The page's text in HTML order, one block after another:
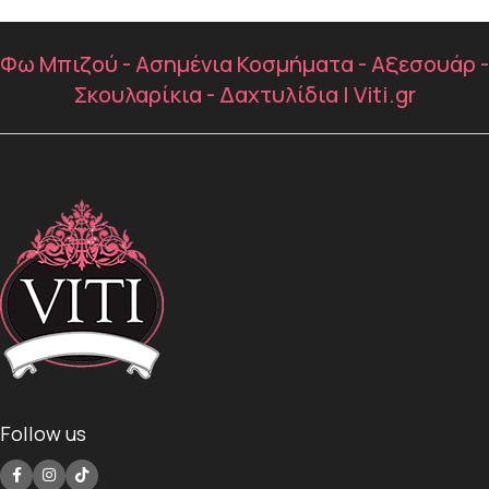
Φω Μπιζού - Ασημένια Κοσμήματα - Αξεσουάρ -
Σκουλαρίκια - Δαχτυλίδια | Viti.gr
Follow us